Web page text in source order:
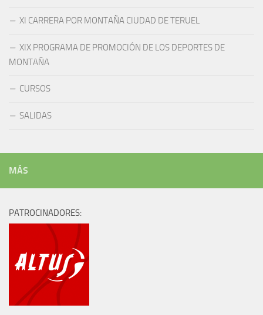
XI CARRERA POR MONTAÑA CIUDAD DE TERUEL
XIX PROGRAMA DE PROMOCIÓN DE LOS DEPORTES DE
MONTAÑA
CURSOS
SALIDAS
MÁS
PATROCINADORES: